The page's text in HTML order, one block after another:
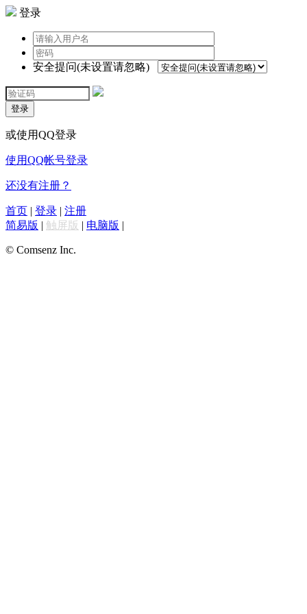
登录
安全提问(未设置请忽略)
登录
或使用QQ登录
使用QQ帐号登录
还没有注册？
首页 | 登录 | 注册
简易版 | 触屏版 | 电脑版 |
© Comsenz Inc.